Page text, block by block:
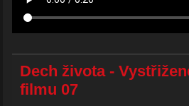
Dech života -
filmu 07